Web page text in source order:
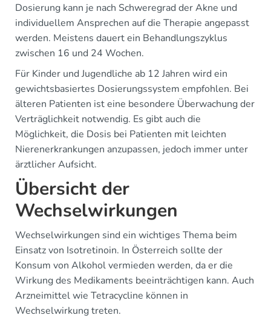
Dosierung kann je nach Schweregrad der Akne und
individuellem Ansprechen auf die Therapie angepasst
werden. Meistens dauert ein Behandlungszyklus
zwischen 16 und 24 Wochen.
Für Kinder und Jugendliche ab 12 Jahren wird ein
gewichtsbasiertes Dosierungssystem empfohlen. Bei
älteren Patienten ist eine besondere Überwachung der
Verträglichkeit notwendig. Es gibt auch die
Möglichkeit, die Dosis bei Patienten mit leichten
Nierenerkrankungen anzupassen, jedoch immer unter
ärztlicher Aufsicht.
Übersicht der
Wechselwirkungen
Wechselwirkungen sind ein wichtiges Thema beim
Einsatz von Isotretinoin. In Österreich sollte der
Konsum von Alkohol vermieden werden, da er die
Wirkung des Medikaments beeinträchtigen kann. Auch
Arzneimittel wie Tetracycline können in
Wechselwirkung treten.